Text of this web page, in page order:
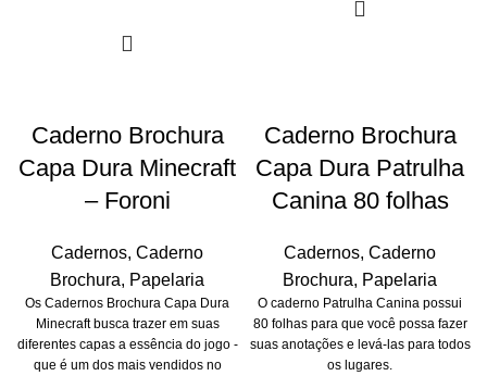
Caderno Brochura
Capa Dura Minecraft
– Foroni
Cadernos, Caderno
Brochura, Papelaria
Os Cadernos Brochura Capa Dura
Minecraft busca trazer em suas
diferentes capas a essência do jogo -
que é um dos mais vendidos no
Caderno Brochura
Capa Dura Patrulha
Canina 80 folhas
Cadernos, Caderno
Brochura, Papelaria
O caderno Patrulha Canina possui
80 folhas para que você possa fazer
suas anotações e levá-las para todos
os lugares.